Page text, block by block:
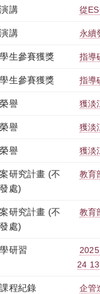
講 從
講 永續
生參賽獲獎 指導
生參賽獲獎 指導
譽 獲淡
譽 獲淡
譽 獲淡
研究計畫 (不
處)
教育
研究計畫 (不
處)
教育
研習
24
程紀錄 企管